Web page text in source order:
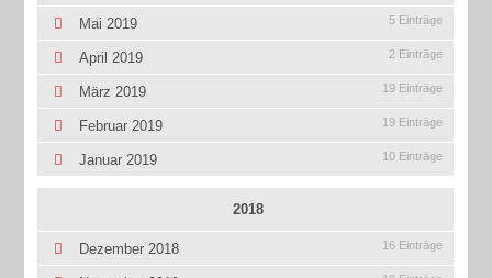
Mai 2019 5 Einträge
April 2019 2 Einträge
März 2019 19 Einträge
Februar 2019 19 Einträge
Januar 2019 10 Einträge
2018
Dezember 2018 16 Einträge